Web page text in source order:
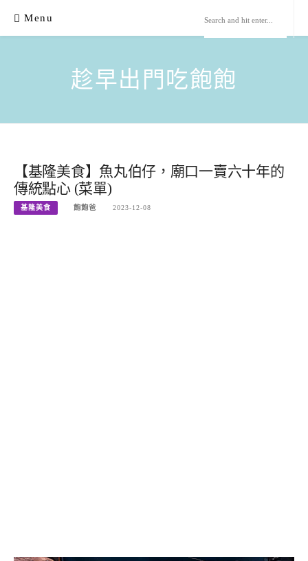
content
Menu
趁早出門吃飽飽
【基隆美食】魚丸伯仔，廟口一賣六十年的
傳統點心 (菜單)
基隆美食 飽飽爸 2023-12-08